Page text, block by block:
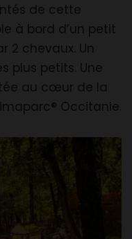
de cette
à bord d’un petit
2 chevaux. Un
plus petits. Une
au cœur de la
Occitanie.